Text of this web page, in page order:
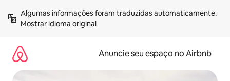
para
Mostrar idioma original
Anuncie seu espaço no Airbnb